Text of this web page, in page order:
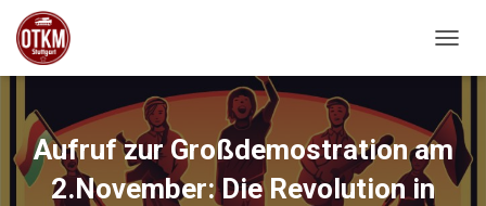
Aufruf zur Großdemostration am
2.November: Die Revolution in